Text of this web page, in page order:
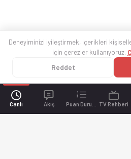
Canlı Akış TV Rehberi
Deneyiminizi iyileştirmek, içerikleri
için çerezler kullanıyoruz.
Reddet